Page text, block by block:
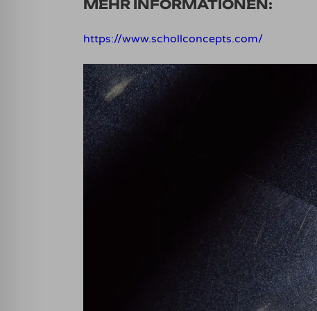
MEHR INFORMATIONEN:
https://www.schollconcepts.com/